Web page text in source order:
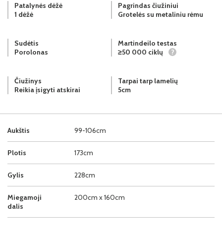
Aukštis 99-106cm
Plotis 173cm
Gylis 228cm
Miegamoji
dalis
200cm x 160cm
Patalynės dėžė
1 dėžė
Pagrindas čiužiniui
Grotelės su metaliniu rėmu
Sudėtis
Porolonas
Martindeilo testas
≥50 000 ciklų
?
Čiužinys
Reikia įsigyti atskirai
Tarpai tarp lamelių
5cm